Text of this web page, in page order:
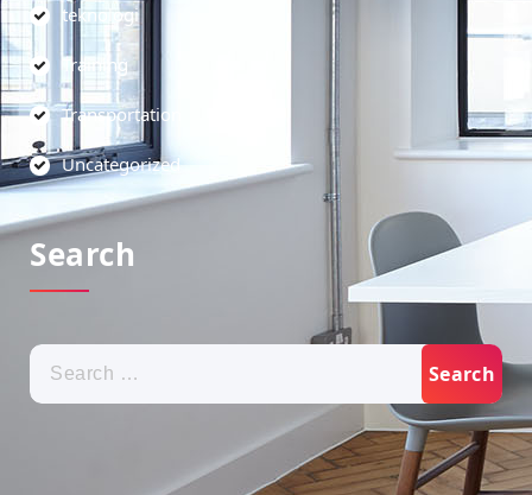
teknologi
Training
Transportation
Uncategorized
Search
Search
for: